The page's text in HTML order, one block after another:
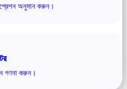
অনুমান করুন।
গণনা করুন।